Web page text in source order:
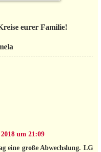
eurer Familie!
um 21:09
eine große Abwechslung. LG